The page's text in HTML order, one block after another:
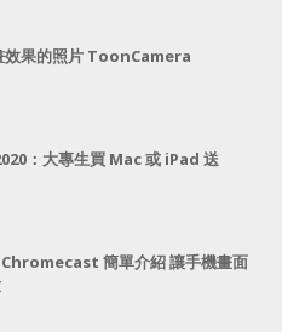
效果的照片 ToonCamera
：大專生買 Mac 或 iPad 送
Chromecast 簡單介紹 讓手機畫面